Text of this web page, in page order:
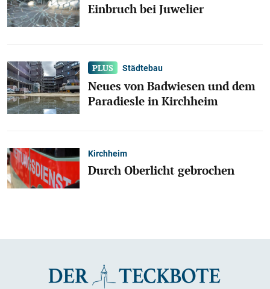
Einbruch bei Juwelier
Städtebau
Neues von Badwiesen und dem
Paradiesle in Kirchheim
Kirchheim
Durch Oberlicht gebrochen